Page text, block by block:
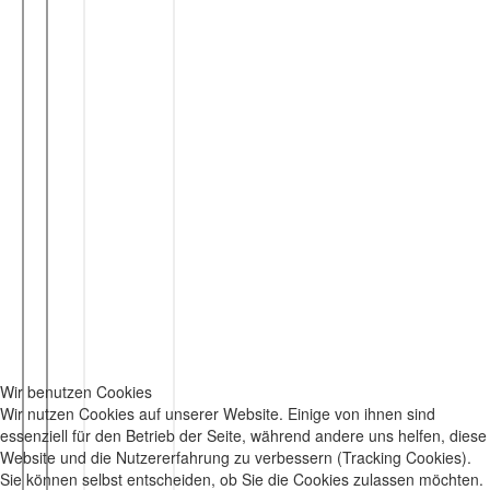
Wir benutzen Cookies
Wir nutzen Cookies auf unserer Website. Einige von ihnen sind
essenziell für den Betrieb der Seite, während andere uns helfen, diese
Website und die Nutzererfahrung zu verbessern (Tracking Cookies).
Sie können selbst entscheiden, ob Sie die Cookies zulassen möchten.